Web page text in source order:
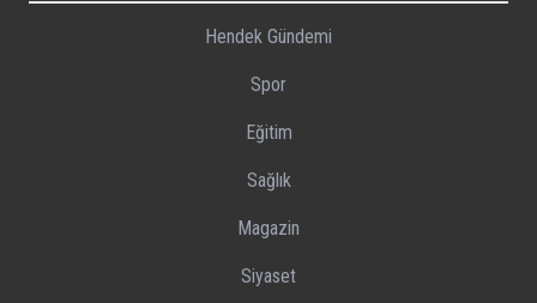
Hendek Gündemi
Spor
Eğitim
Sağlık
Magazin
Siyaset